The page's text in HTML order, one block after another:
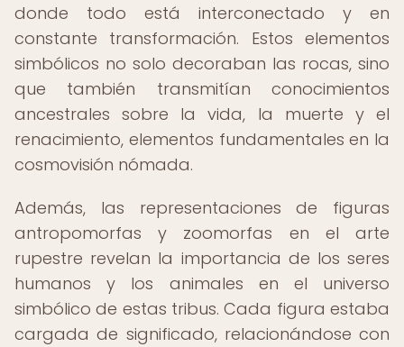
donde todo está interconectado y en
constante transformación. Estos elementos
simbólicos no solo decoraban las rocas, sino
que también transmitían conocimientos
ancestrales sobre la vida, la muerte y el
renacimiento, elementos fundamentales en la
cosmovisión nómada.
Además, las representaciones de figuras
antropomorfas y zoomorfas en el arte
rupestre revelan la importancia de los seres
humanos y los animales en el universo
simbólico de estas tribus. Cada figura estaba
cargada de significado, relacionándose con